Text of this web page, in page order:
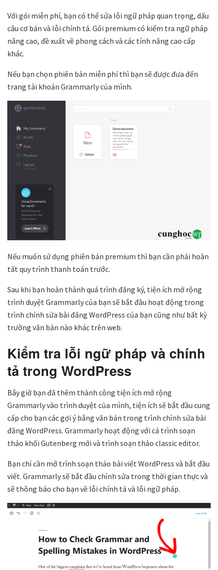
Với gói miễn phí, bạn có thể sửa lỗi ngữ pháp quan trọng, dấu
câu cơ bản và lỗi chính tả. Gói premium có kiểm tra ngữ pháp
nâng cao, đề xuất về phong cách và các tính năng cao cấp
khác.
Nếu bạn chọn phiên bản miễn phí thì bạn sẽ được đưa đến
trang tài khoản Grammarly của mình.
Nếu muốn sử dụng phiên bản premium thì bạn cần phải hoàn
tất quy trình thanh toán trước.
Sau khi bạn hoàn thành quá trình đăng ký, tiện ích mở rộng
trình duyệt Grammarly của bạn sẽ bắt đầu hoạt động trong
trình chỉnh sửa bài đăng WordPress của bạn cũng như bất kỳ
trường văn bản nào khác trên web.
Kiểm tra lỗi ngữ pháp và chính
tả trong WordPress
Bây giờ bạn đã thêm thành công tiện ích mở rộng
Grammarly vào trình duyệt của mình, tiện ích sẽ bắt đầu cung
cấp cho bạn các gợi ý bằng văn bản trong trình chỉnh sửa bài
đăng WordPress. Grammarly hoạt động với cả trình soạn
thảo khối Gutenberg mới và trình soạn thảo classic editor.
Bạn chỉ cần mở trình soạn thảo bài viết WordPress và bắt đầu
viết. Grammarly sẽ bắt đầu chỉnh sửa trong thời gian thực và
sẽ thông báo cho bạn về lỗi chính tả và lỗi ngữ pháp.